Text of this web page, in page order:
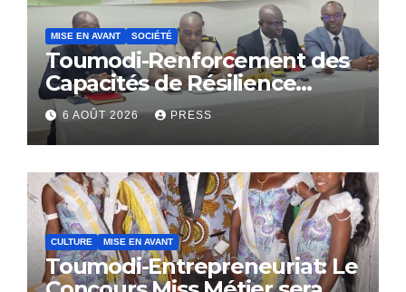
MISE EN AVANT SOCIÉTÉ
Toumodi-Renforcement des
Capacités de Résilience
Communautaire
6 AOÛT 2026 PRESS
CULTURE MISE EN AVANT
Toumodi-Entrepreneuriat: Le